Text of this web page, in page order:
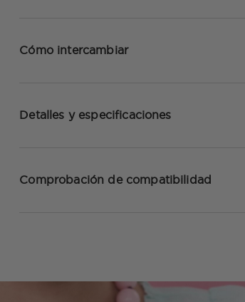
Cómo intercambiar
Detalles y especificaciones
Comprobación de compatibilidad